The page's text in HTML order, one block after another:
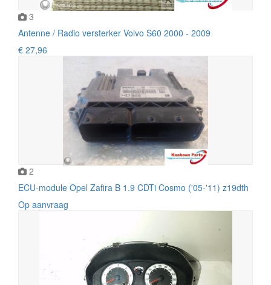
3
Antenne / Radio versterker Volvo S60 2000 - 2009
€ 27,96
2
ECU-module Opel Zafira B 1.9 CDTi Cosmo ('05-'11) z19dth
Op aanvraag